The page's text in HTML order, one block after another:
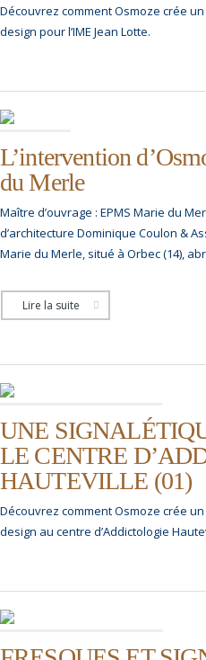
Découvrez comment Osmoze crée
design pour l’IME Jean Lotte.
L’intervention
du Merle
Maître d’ouvrage : EPMS Marie du
d’architecture Dominique Coulon &
Marie du Merle, situé à Orbec (14),
Lire la suite
UNE
LE CENTRE
HAUTEVILLE (01)
Découvrez comment Osmoze crée
design au centre d’Addictologie